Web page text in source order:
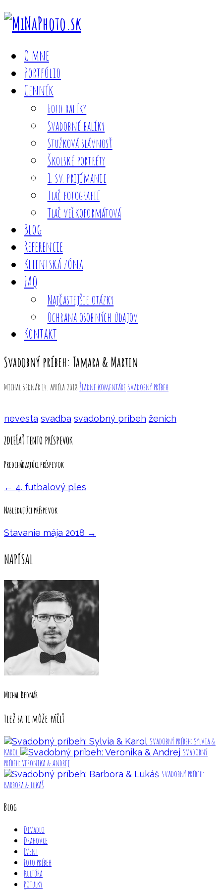
O mne
Portfólio
Cenník
Foto balíky
Svadobné balíky
Stužková slávnosť
Školské portréty
1. sv. prijímanie
Tlač fotografií
Tlač veľkoformátová
Blog
Referencie
Klientská zóna
FAQ
Najčastejšie otázky
Ochrana osobných údajov
Kontakt
Svadobný príbeh: Tamara & Martin
Michal Bednár14. apríla 2018 Žiadne komentáre Svadobný príbeh
nevesta svadba svadobný príbeh ženích
ZDIEĽAŤ TENTO PRÍSPEVOK
Predchádzajúci príspevok
← 4. futbalový ples
Nasledujúci príspevok
Stavanie mája 2018 →
NAPÍSAL
Michal Bednár
Tiež sa ti môže páčiť
Svadobný príbeh: Sylvia &
Karol
Svadobný
príbeh: Veronika & Andrej
Svadobný príbeh:
Barbora & Lukáš
Blog
Divadlo
Drahovce
Event
Foto príbeh
Kultúra
Potulky